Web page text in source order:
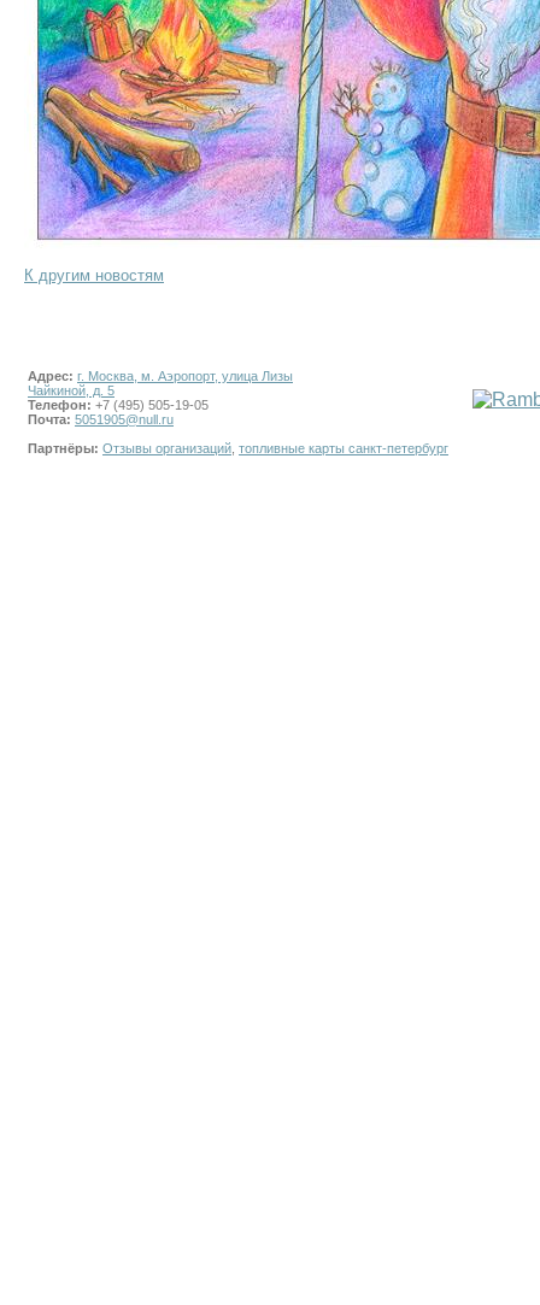
К другим новостям
Адрес: г. Москва, м. Аэропорт, улица Лизы
Чайкиной, д. 5
Телефон: +7 (495) 505-19-05
Почта: 5051905@null.ru
Партнёры: Отзывы организаций топливные карты санкт-петербург